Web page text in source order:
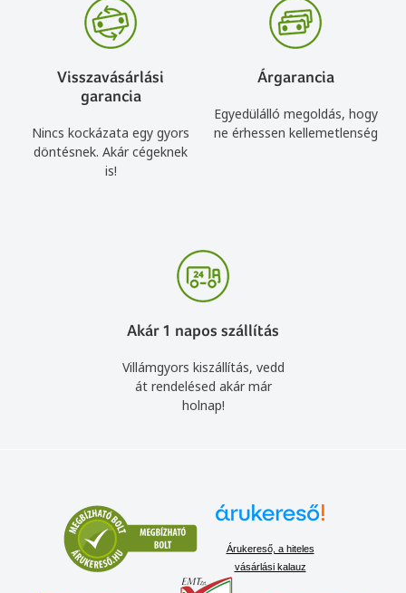
Visszavásárlási
garancia
Nincs kockázata egy gyors
döntésnek. Akár cégeknek
is!
Árgarancia
Egyedülálló megoldás, hogy
ne érhessen kellemetlenség
Akár 1 napos szállítás
Villámgyors kiszállítás, vedd
át rendelésed akár már
holnap!
Árukereső, a hiteles
vásárlási kalauz